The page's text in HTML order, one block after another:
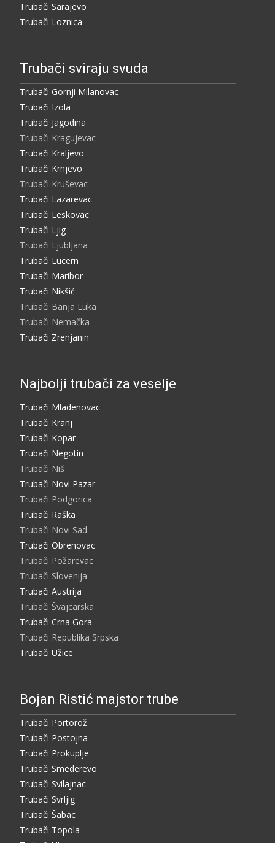
Trubači Sarajevo
Trubači Loznica
Trubači sviraju svuda
Trubači Gornji Milanovac
Trubači Izola
Trubači Jagodina
Trubači Kragujevac
Trubači Kraljevo
Trubači Krnjevo
Trubači Kruševac
Trubači Lazarevac
Trubači Leskovac
Trubači Ljig
Trubači Ljubljana
Trubači Lucern
Trubači Maribor
Trubači Nikšić
Trubači Banja Luka
Trubači Nemačka
Trubači Zrenjanin
Najbolji trubači za veselje
Trubači Mladenovac
Trubači Kranj
Trubači Kopar
Trubači Negotin
Trubači Niš
Trubači Novi Pazar
Trubači Podgorica
Trubači Raška
Trubači Novi Sad
Trubači Obrenovac
Trubači Požarevac
Trubači Slovenija
Trubači Austrija
Trubači Švajcarska
Trubači Crna Gora
Trubači Republika Srpska
Trubači Užice
Bojan Ristić majstor trube
Trubači Portorož
Trubači Postojna
Trubači Prokuplje
Trubači Smederevo
Trubači Svilajnac
Trubači Svrljig
Trubači Šabac
Trubači Topola